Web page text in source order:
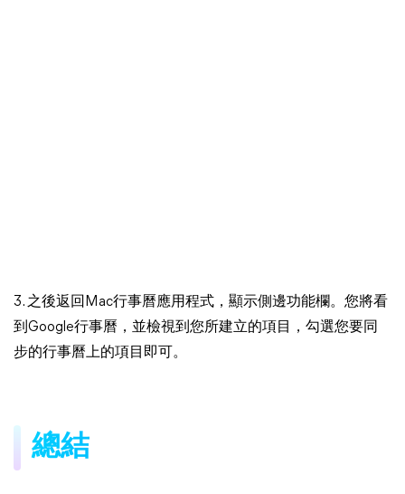
3. 之後返回Mac行事曆應用程式，顯示側邊功能欄。您將看
到Google行事曆，並檢視到您所建立的項目，勾選您要同
步的行事曆上的項目即可。
總結